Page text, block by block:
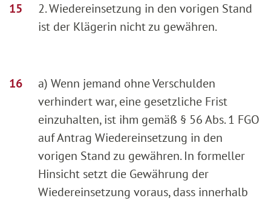
2. Wiedereinsetzung in den vorigen Stand
ist der Klägerin nicht zu gewähren.
a) Wenn jemand ohne Verschulden
verhindert war, eine gesetzliche Frist
einzuhalten, ist ihm gemäß § 56 Abs. 1 FGO
auf Antrag Wiedereinsetzung in den
vorigen Stand zu gewähren. In formeller
Hinsicht setzt die Gewährung der
Wiedereinsetzung voraus, dass innerhalb